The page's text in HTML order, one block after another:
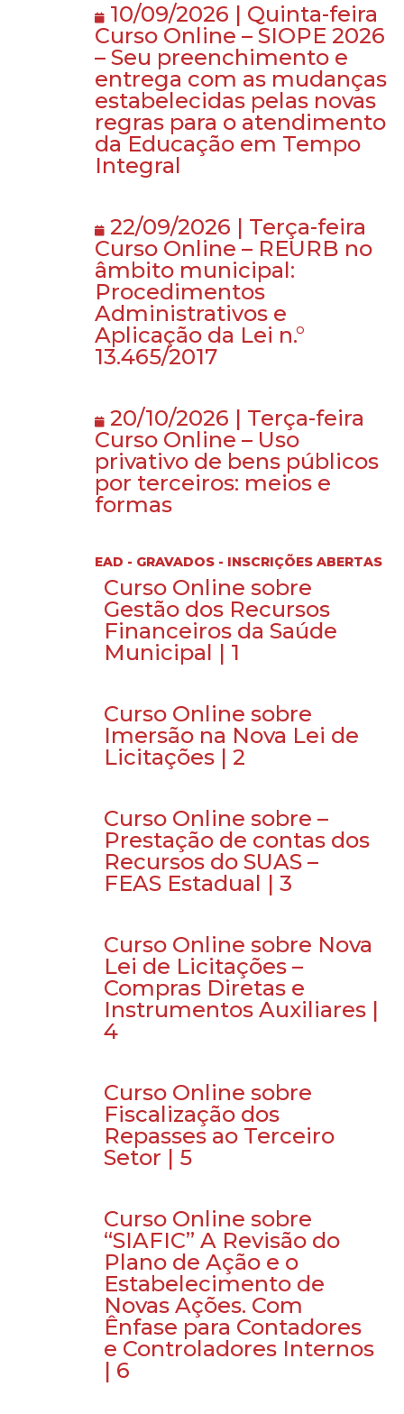
10/09/2026 | Quinta-feira
Curso Online – SIOPE 2026
– Seu preenchimento e
entrega com as mudanças
estabelecidas pelas novas
regras para o atendimento
da Educação em Tempo
Integral
22/09/2026 | Terça-feira
Curso Online – REURB no
âmbito municipal:
Procedimentos
Administrativos e
Aplicação da Lei n.°
13.465/2017
20/10/2026 | Terça-feira
Curso Online – Uso
privativo de bens públicos
por terceiros: meios e
formas
EAD - GRAVADOS - INSCRIÇÕES ABERTAS
Curso Online sobre
Gestão dos Recursos
Financeiros da Saúde
Municipal | 1
Curso Online sobre
Imersão na Nova Lei de
Licitações | 2
Curso Online sobre –
Prestação de contas dos
Recursos do SUAS –
FEAS Estadual | 3
Curso Online sobre Nova
Lei de Licitações –
Compras Diretas e
Instrumentos Auxiliares |
4
Curso Online sobre
Fiscalização dos
Repasses ao Terceiro
Setor | 5
Curso Online sobre
“SIAFIC” A Revisão do
Plano de Ação e o
Estabelecimento de
Novas Ações. Com
Ênfase para Contadores
e Controladores Internos
| 6